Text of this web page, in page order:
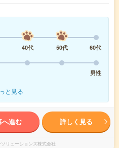
40代 50代
60代
男性
と見る
へ進む 詳しく見る
リューションズ株式会社